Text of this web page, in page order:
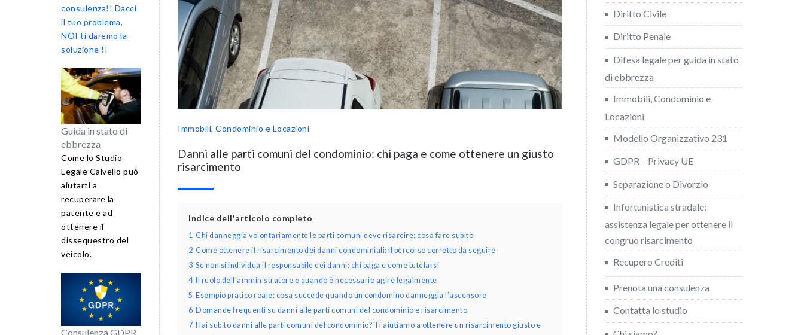
consulenza!! Dacci
il tuo problema,
NOI ti daremo la
soluzione !!
Guida in stato di
ebbrezza
Come lo Studio
Legale Calvello può
aiutarti a
recuperare la
patente e ad
ottenere il
dissequestro del
veicolo.
Consulenza GDPR
Immobili, Condominio e Locazioni
Danni alle parti comuni del condominio: chi paga e come ottenere un giusto
risarcimento
Indice dell'articolo completo
1 Chi danneggia volontariamente le parti comuni deve risarcire: cosa fare subito
2 Come ottenere il risarcimento dei danni condominiali: il percorso corretto da seguire
3 Se non si individua il responsabile dei danni: chi paga e come tutelarsi
4 Il ruolo dell’amministratore e quando è necessario agire legalmente
5 Esempio pratico reale: cosa succede quando un condomino danneggia l’ascensore
6 Domande frequenti su danni alle parti comuni del condominio e risarcimento
7 Hai subito danni alle parti comuni del condominio? Ti aiutiamo a ottenere un risarcimento giusto e
Diritto Civile
Diritto Penale
Difesa legale per guida in stato
di ebbrezza
Immobili, Condominio e
Locazioni
Modello Organizzativo 231
GDPR – Privacy UE
Separazione o Divorzio
Infortunistica stradale:
assistenza legale per ottenere il
congruo risarcimento
Recupero Crediti
Prenota una consulenza
Contatta lo studio